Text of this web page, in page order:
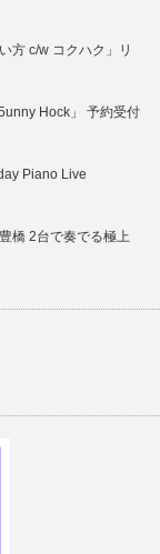
方 c/w コクハク」リ
Hock」 予約受付
Piano Live
橋 2台で奏でる極上